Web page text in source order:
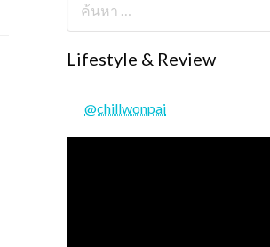
Lifestyle & Review
@chillwonpai